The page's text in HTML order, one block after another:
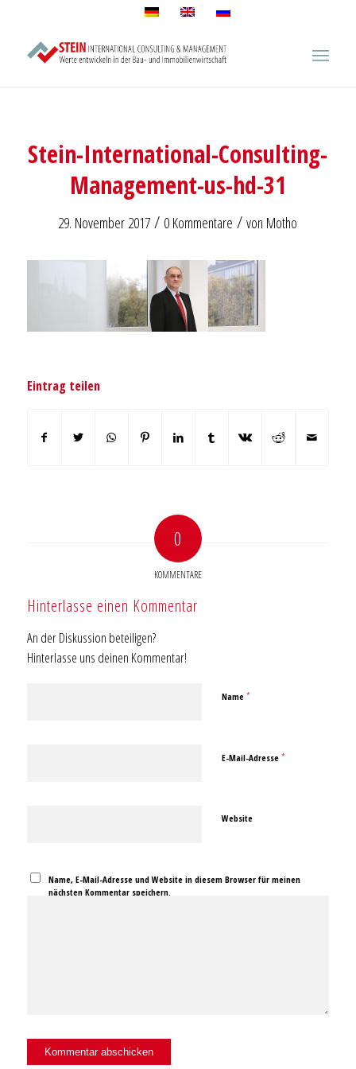
Stein-International-Consulting-
Management-us-hd-31
29. November 2017 / 0 Kommentare / von Motho
Eintrag teilen
0
KOMMENTARE
Hinterlasse einen Kommentar
An der Diskussion beteiligen?
Hinterlasse uns deinen Kommentar!
Name *
E-Mail-Adresse *
Website
Name, E-Mail-Adresse und Website in diesem Browser für meinen
nächsten Kommentar speichern.